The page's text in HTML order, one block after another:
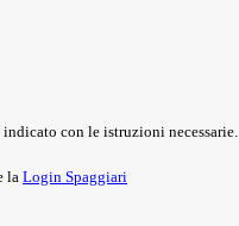
con le istruzioni necessarie.
la Login Spaggiari